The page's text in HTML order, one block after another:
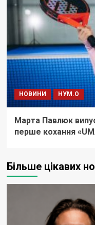
НОВИНИ НУМ.О
Марта Павлюк
перше кохання
Більше цікавих